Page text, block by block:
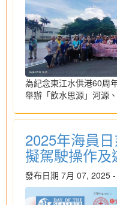
為紀念東江水供港60周
舉辦「飲水思源」河源
2025年海員
擬駕駛操作及
發布日期 7月 07, 2025 -